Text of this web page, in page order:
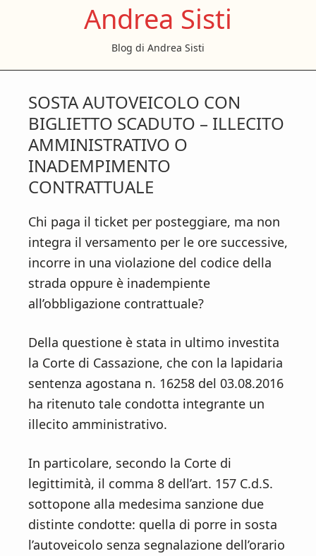
p
o
m
a
i
n
c
o
n
t
p
o
p
r
i
m
a
r
y
e
b
a
r
p
o
f
o
o
t
e
r
Andrea Sisti
Blog di Andrea Sisti
SOSTA AUTOVEICOLO CON
BIGLIETTO SCADUTO – ILLECITO
AMMINISTRATIVO O
INADEMPIMENTO
CONTRATTUALE
Chi paga il ticket per posteggiare, ma non
integra il versamento per le ore successive,
incorre in una violazione del codice della
strada oppure è inadempiente
all’obbligazione contrattuale?
Della questione è stata in ultimo investita
la Corte di Cassazione, che con la lapidaria
sentenza agostana n. 16258 del 03.08.2016
ha ritenuto tale condotta integrante un
illecito amministrativo.
In particolare, secondo la Corte di
legittimità, il comma 8 dell’art. 157 C.d.S.
sottopone alla medesima sanzione due
distinte condotte: quella di porre in sosta
l’autoveicolo senza segnalazione dell’orario